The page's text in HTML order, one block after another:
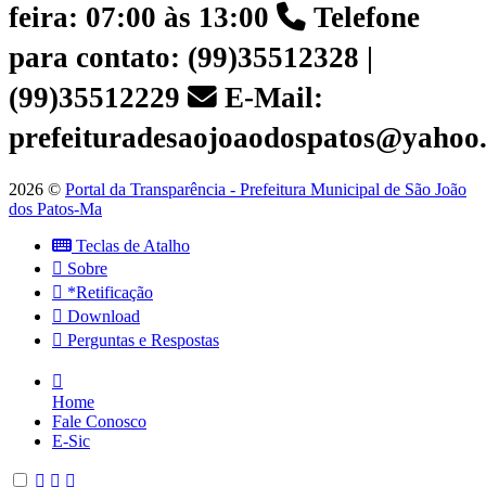
feira: 07:00 às 13:00
Telefone
para contato: (99)35512328 |
(99)35512229
E-Mail:
2026 © Portal da Transparência - Prefeitura Municipal de São João
dos Patos-Ma
Teclas de Atalho
Sobre
*Retificação
Download
Perguntas e Respostas
Home
Fale Conosco
E-Sic